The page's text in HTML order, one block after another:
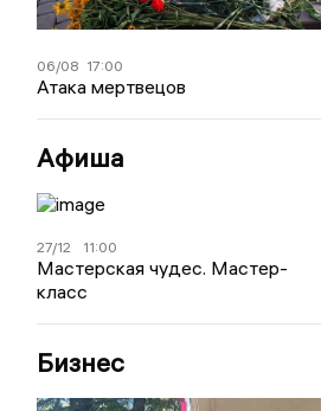
06/08 17:00
Атака мертвецов
Афиша
27/12 11:00
Мастерская чудес. Мастер-
класс
Бизнес